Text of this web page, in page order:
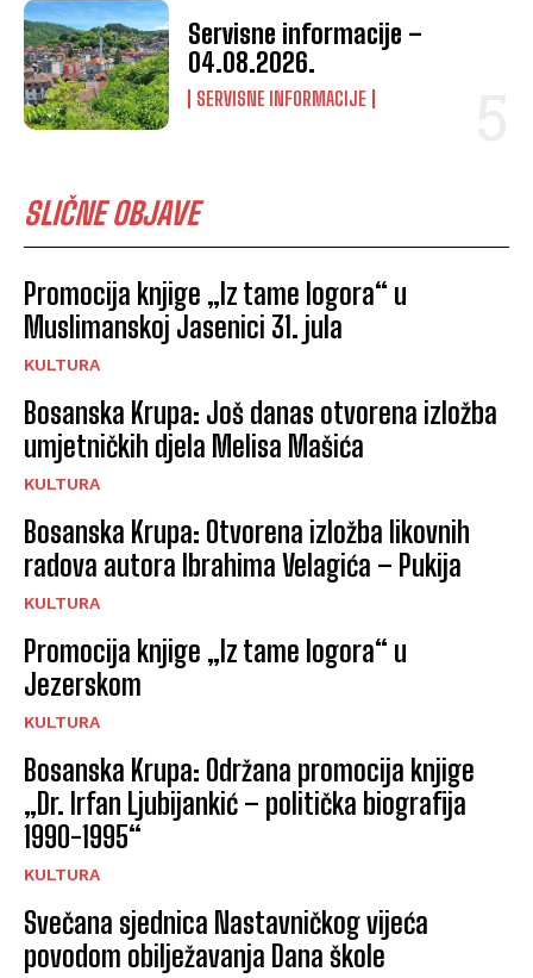
Servisne informacije –
04.08.2026.
SERVISNE INFORMACIJE
SLIČNE OBJAVE
Promocija knjige „Iz tame logora“ u
Muslimanskoj Jasenici 31. jula
KULTURA
Bosanska Krupa: Još danas otvorena izložba
umjetničkih djela Melisa Mašića
KULTURA
Bosanska Krupa: Otvorena izložba likovnih
radova autora Ibrahima Velagića – Pukija
KULTURA
Promocija knjige „Iz tame logora“ u
Jezerskom
KULTURA
Bosanska Krupa: Održana promocija knjige
„Dr. Irfan Ljubijankić – politička biografija
1990-1995“
KULTURA
Svečana sjednica Nastavničkog vijeća
povodom obilježavanja Dana škole